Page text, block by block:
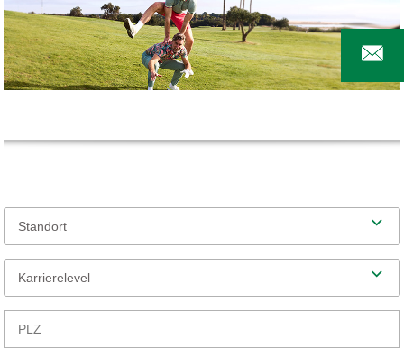
Standort
Karrierelevel